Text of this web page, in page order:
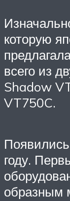
которую
всего из
Shadow
VT750C.
году.
образным